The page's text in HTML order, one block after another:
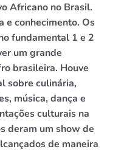
Africano no Brasil.
e conhecimento. Os
fundamental 1 e 2
um grande
brasileira. Houve
sobre culinária,
música, dança e
culturais na
deram um show de
de maneira